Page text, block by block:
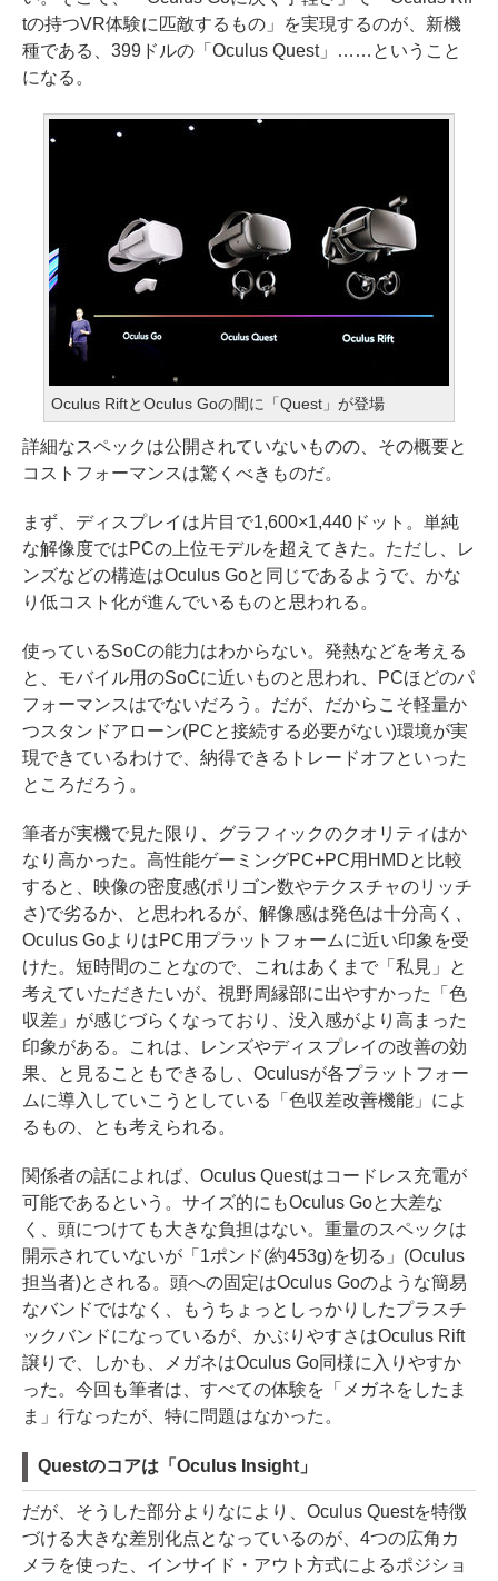
tの持つVR体験に匹敵するもの」を実現するのが、新機
種である、399ドルの「Oculus Quest」……ということ
になる。
Oculus RiftとOculus Goの間に「Quest」が登場
詳細なスペックは公開されていないものの、その概要と
コストフォーマンスは驚くべきものだ。
まず、ディスプレイは片目で1,600×1,440ドット。単純
な解像度ではPCの上位モデルを超えてきた。ただし、レ
ンズなどの構造はOculus Goと同じであるようで、かな
り低コスト化が進んでいるものと思われる。
使っているSoCの能力はわからない。発熱などを考える
と、モバイル用のSoCに近いものと思われ、PCほどのパ
フォーマンスはでないだろう。だが、だからこそ軽量か
つスタンドアローン(PCと接続する必要がない)環境が実
現できているわけで、納得できるトレードオフといった
ところだろう。
筆者が実機で見た限り、グラフィックのクオリティはか
なり高かった。高性能ゲーミングPC+PC用HMDと比較
すると、映像の密度感(ポリゴン数やテクスチャのリッチ
さ)で劣るか、と思われるが、解像感は発色は十分高く、
Oculus GoよりはPC用プラットフォームに近い印象を受
けた。短時間のことなので、これはあくまで「私見」と
考えていただきたいが、視野周縁部に出やすかった「色
収差」が感じづらくなっており、没入感がより高まった
印象がある。これは、レンズやディスプレイの改善の効
果、と見ることもできるし、Oculusが各プラットフォー
ムに導入していこうとしている「色収差改善機能」によ
るもの、とも考えられる。
関係者の話によれば、Oculus Questはコードレス充電が
可能であるという。サイズ的にもOculus Goと大差な
く、頭につけても大きな負担はない。重量のスペックは
開示されていないが「1ポンド(約453g)を切る」(Oculus
担当者)とされる。頭への固定はOculus Goのような簡易
なバンドではなく、もうちょっとしっかりしたプラスチ
ックバンドになっているが、かぶりやすさはOculus Rift
譲りで、しかも、メガネはOculus Go同様に入りやすか
った。今回も筆者は、すべての体験を「メガネをしたま
ま」行なったが、特に問題はなかった。
Questのコアは「Oculus Insight」
だが、そうした部分よりなにより、Oculus Questを特徴
づける大きな差別化点となっているのが、4つの広角カ
メラを使った、インサイド・アウト方式によるポジショ